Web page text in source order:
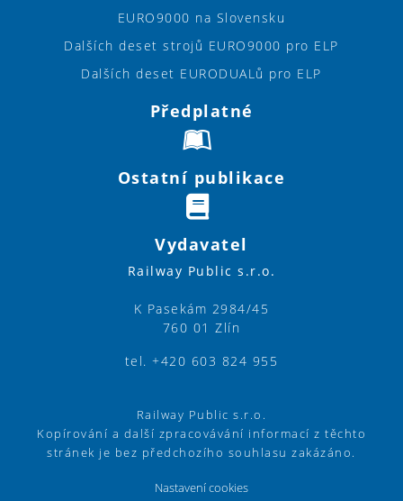
EURO9000 na Slovensku
Dalších deset strojů EURO9000 pro ELP
Dalších deset EURODUALů pro ELP
Předplatné
Ostatní publikace
Vydavatel
Railway Public s.r.o.
K Pasekám 2984/45
760 01 Zlín
tel. +420 603 824 955
Railway Public s.r.o.
Kopírování a další zpracovávání informací z těchto
stránek je bez předchozího souhlasu zakázáno.
Nastavení cookies